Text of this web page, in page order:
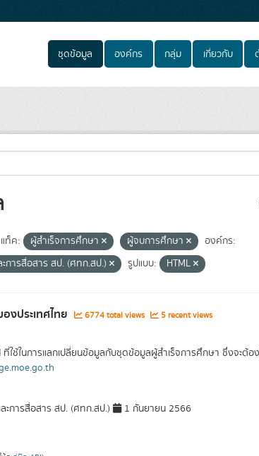
ชุดข้อมูล องค์กร กลุ่ม เกี่ยวกับ
แท็ค: ผู้สำเร็จการศึกษา ผู้จบการศึกษา
องค์กร:
ะการสื่อสาร สป. (ศทก.สป.)
รูปแบบ: HTML
งประเทศไทย 6774 total views 5 recent views
ที่ใช้ในการแลกเปลี่ยนข้อมูลกับชุดข้อมูลผู้สำเร็จการศึกษา ซึ่งจะต้
ะการสื่อสาร สป. (ศทก.สป.) 1 กันยายน 2566